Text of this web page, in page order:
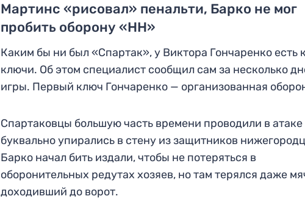
Мартинс «рисовал» пенальти, Барко не мог
пробить оборону «НН»
Каким бы ни был «Спартак», у Виктора Гончаренко есть
ключи. Об этом специалист сообщил сам за несколько
игры. Первый ключ Гончаренко — организованная
Спартаковцы большую часть времени проводили в атаке
буквально упирались в стену из защитников
Барко начал бить издали, чтобы не потеряться в
оборонительных редутах хозяев, но там терялся даже
доходивший до ворот.